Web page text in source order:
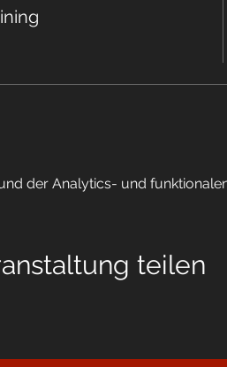
der Analytics- und
teilen